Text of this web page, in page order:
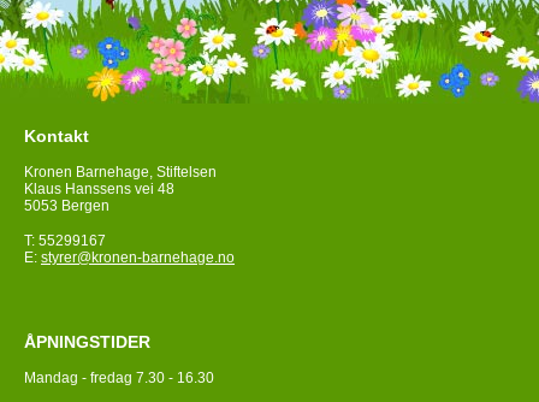
Kontakt
Kronen Barnehage, Stiftelsen
Klaus Hanssens vei 48
5053 Bergen
T: 55299167
E: styrer@kronen-barnehage.no
ÅPNINGSTIDER
Mandag - fredag 7.30 - 16.30